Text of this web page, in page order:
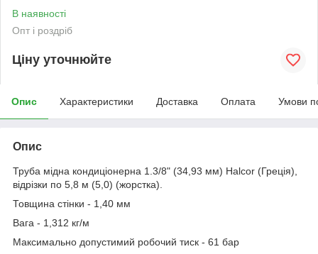
В наявності
Опт і роздріб
Ціну уточнюйте
Опис Характеристики Доставка Оплата Умови
Опис
Труба мідна кондиціонерна 1.3/8" (34,93 мм) Halcor (Греція),
відрізки по 5,8 м (5,0) (жорстка).
Товщина стінки - 1,40 мм
Вага - 1,312 кг/м
Максимально допустимий робочий тиск - 61 бар